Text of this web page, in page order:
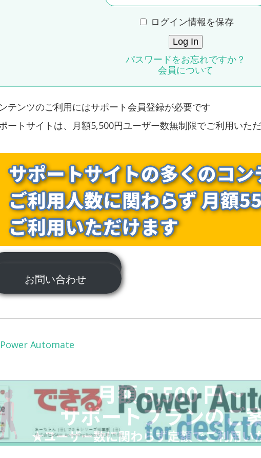
ログイン情報を保存
パスワードをお忘れですか？
会員について
テンツのご利用にはサポート会員登録が必要です
ートサイトは、月額5,500円ユーザー数無制限でご利用いただ
お問い合わせ
Power Automate